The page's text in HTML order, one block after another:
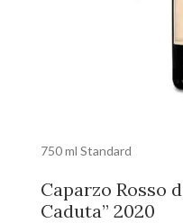
750 ml Standard
Caparzo Rosso
Caduta” 2020